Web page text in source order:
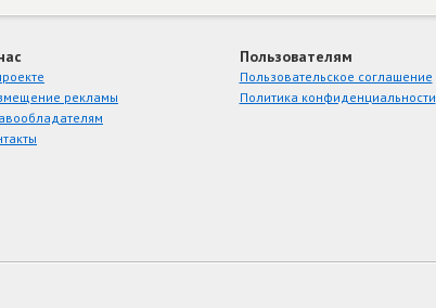
рекламы
Пользователям
Пользовательское соглашение
Политика конфиденциальности